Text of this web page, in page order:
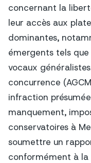
concernant la
leur accès aux
dominantes,
émergents tels
vocaux
concurrence
infraction
manquement,
conservatoires à
soumettre un
conformément à la